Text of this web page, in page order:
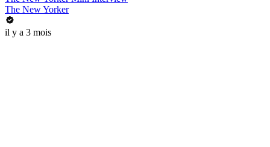
The New Yorker
il y a 3 mois